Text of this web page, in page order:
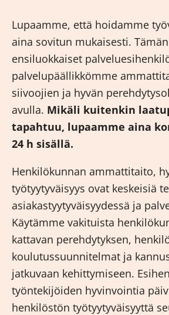
Lupaamme, että hoidamme
aina sovitun mukaisesti.
ensiluokkaiset
palvelupäällikkömme
siivoojien ja hyvän
avulla. Mikäli kuitenkin
tapahtuu, lupaamme aina
24 h sisällä.
Henkilökunnan ammattitaito,
työtyytyväisyys ovat keskeisiä
asiakastyytyväisyydessä ja
Käytämme vakituista
kattavan perehdytyksen,
koulutussuunnitelmat ja
jatkuvaan kehittymiseen.
työntekijöiden hyvinvointia
henkilöstön työtyytyväisyyttä